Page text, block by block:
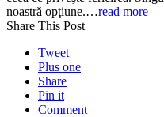
noastră opţiune.…read more
Share This Post
Tweet
Plus one
Share
Pin it
Comment